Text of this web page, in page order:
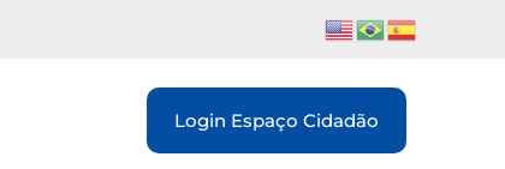
Login Espaço Cidadão